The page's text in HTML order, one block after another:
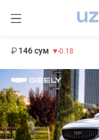
146 сум -0.18